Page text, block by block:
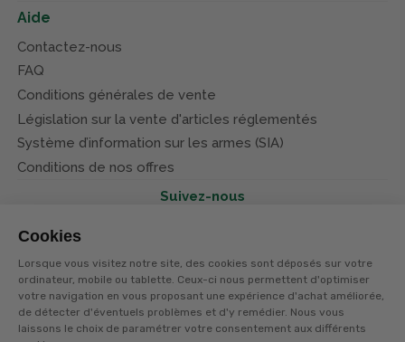
Cookies
Lorsque vous visitez notre site, des cookies sont déposés sur votre
ordinateur, mobile ou tablette. Ceux-ci nous permettent d'optimiser
votre navigation en vous proposant une expérience d'achat améliorée,
de détecter d'éventuels problèmes et d'y remédier. Nous vous
laissons le choix de paramétrer votre consentement aux différents
Aide
Contactez-nous
FAQ
Conditions générales de vente
Législation sur la vente d'articles réglementés
Système d’information sur les armes (SIA)
Conditions de nos offres
Suivez-nous
© Terres et eaux 2026
Politique de confidentialité
Mentions légales
CGV